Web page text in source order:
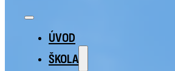
ÚVOD
ŠKOLA